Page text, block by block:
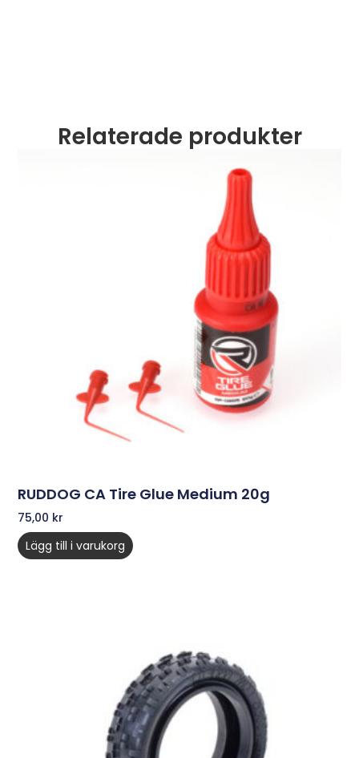
Relaterade produkter
RUDDOG CA Tire Glue Medium 20g
75,00 kr
Lägg till i varukorg